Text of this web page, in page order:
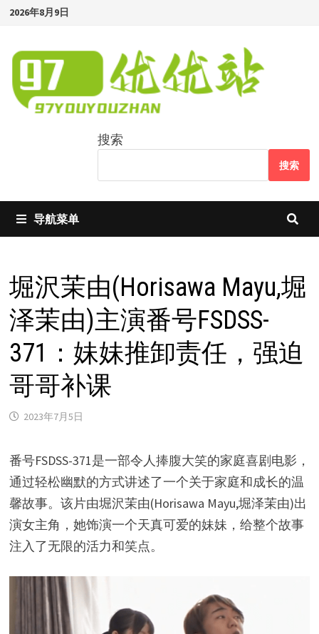
Skip
content
2026年8月9日
搜索
搜索
导航菜单
堀沢茉由(Horisawa Mayu,堀
泽茉由)主演番号FSDSS-
371：妹妹推卸责任，强迫
哥哥补课
2023年7月5日
番号FSDSS-371是一部令人捧腹大笑的家庭喜剧电影，
通过轻松幽默的方式讲述了一个关于家庭和成长的温
馨故事。该片由堀沢茉由(Horisawa Mayu,堀泽茉由)出
演女主角，她饰演一个天真可爱的妹妹，给整个故事
注入了无限的活力和笑点。